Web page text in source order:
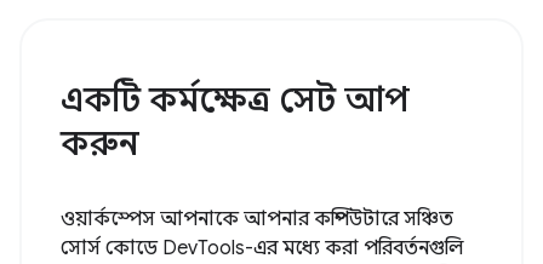
একটি কর্মক্ষেত্র সেট আপ
করুন
ওয়ার্কস্পেস আপনাকে আপনার কম্পিউটারে সঞ্চিত
সোর্স কোডে DevTools-এর মধ্যে করা পরিবর্তনগুলি